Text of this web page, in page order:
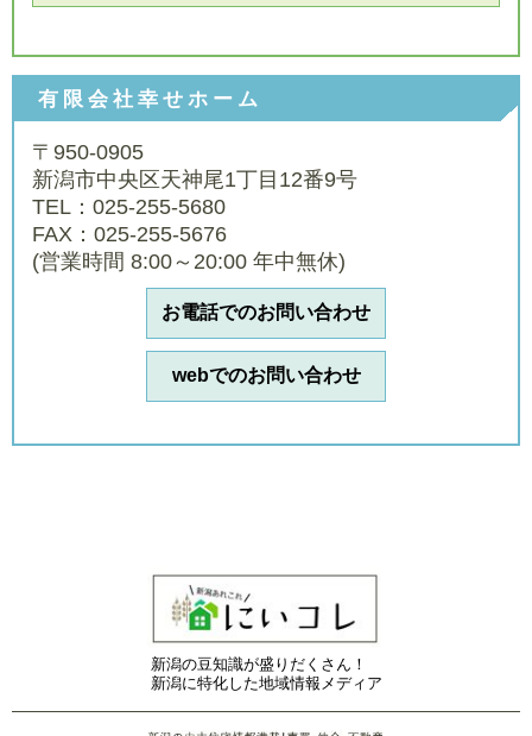
有限会社幸せホーム
〒950-0905
新潟市中央区天神尾1丁目12番9号
TEL：025-255-5680
FAX：025-255-5676
(営業時間 8:00～20:00 年中無休)
お電話でのお問い合わせ
webでのお問い合わせ
新潟の豆知識が盛りだくさん！
新潟に特化した地域情報メディア